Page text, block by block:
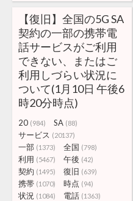
【復旧】全国の5G SA
契約の一部の携帯電
話サービスがご利用
できない、またはご
利用しづらい状況に
ついて(1月10日 午後6
時20分時点)
20 (984) SA (88)
サービス (20137)
一部 (1373) 全国 (798)
利用 (5467) 午後 (42)
契約 (1495) 復旧 (639)
携帯 (1070) 時点 (94)
状況 (1084) 電話 (1363)